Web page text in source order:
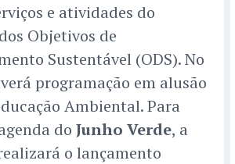
e atividades do
Objetivos de
Sustentável (ODS). No
programação em alusão
Ambiental. Para
do Junho Verde, a
o lançamento